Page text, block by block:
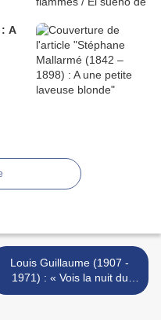
: A
Louis Guillaume (1907 -
1971) : « Vois la nuit du
cheval... » >